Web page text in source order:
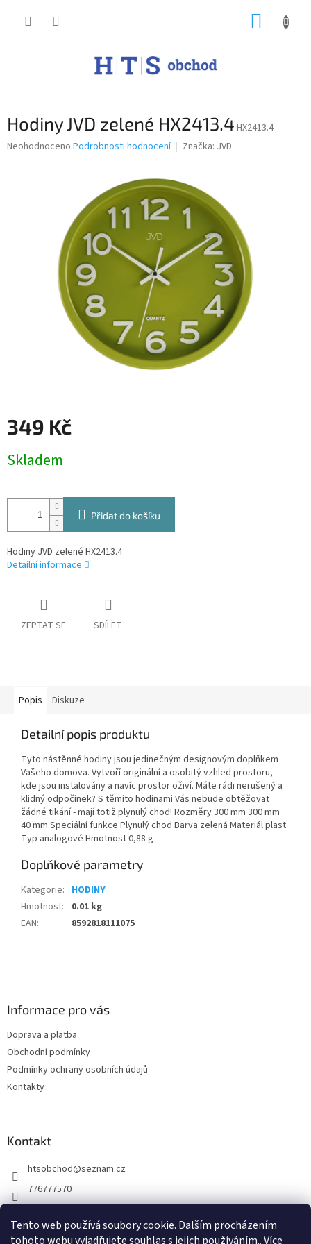
Tento web používá soubory cookie. Dalším procházením
tohoto webu vyjadřujete souhlas s jejich používáním.. Více
Hodiny JVD zelené HX2413.4 HX2413.4
Průměrné
Neohodnoceno Podrobnosti hodnocení Značka: JVD
349 Kč
cena:
Skladem
Přidat do košíku
Hodiny JVD zelené HX2413.4
Detailní informace
ZEPTAT SE SDÍLET
Popis Diskuze
Detailní popis produktu
Tyto nástěnné hodiny jsou jedinečným designovým doplňkem
Vašeho domova. Vytvoří originální a osobitý vzhled prostoru,
kde jsou instalovány a navíc prostor oživí. Máte rádi nerušený a
klidný odpočinek? S těmito hodinami Vás nebude obtěžovat
žádné tikání - mají totiž plynulý chod! Rozměry 300 mm 300 mm
40 mm Speciální funkce Plynulý chod Barva zelená Materiál plast
Typ analogové Hmotnost 0,88 g
Doplňkové parametry
Kategorie: HODINY
Hmotnost:
0.01 kg
EAN: 8592818111075
Informace pro vás
Doprava a platba
Obchodní podmínky
Podmínky ochrany osobních údajů
Kontakty
Kontakt
htsobchod@seznam.cz
776777570
https://www.facebook.com/Elektro-Vr%C5%A1ovick%C3%A1-229